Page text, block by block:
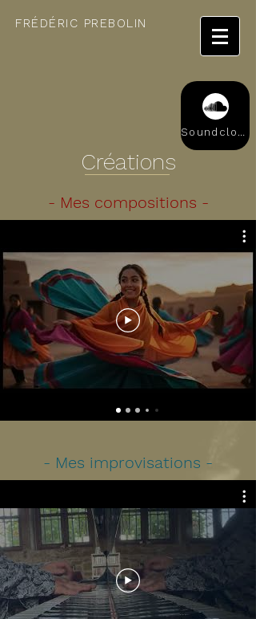
FRÉDÉRIC PREBOLIN
Soundcloud
Créations
- Mes compositions -
- Mes improvisations -